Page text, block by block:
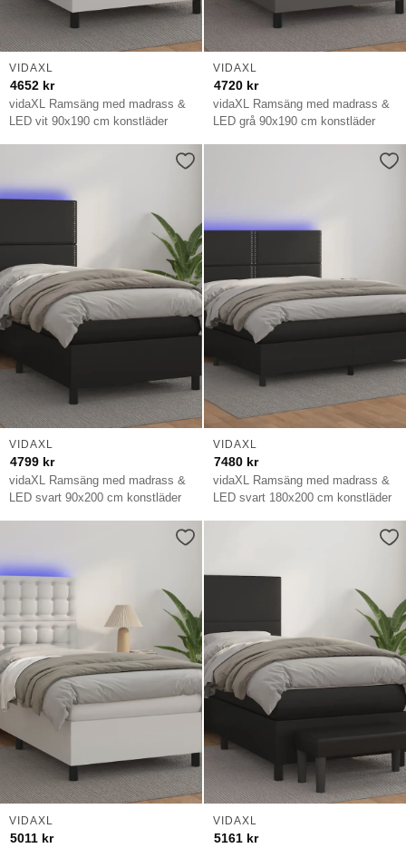
vidaXL Ramsäng med madrass &
LED vit 90x190 cm konstläder
VIDAXL
4652 kr
vidaXL Ramsäng med madrass &
LED grå 90x190 cm konstläder
VIDAXL
4720 kr
vidaXL Ramsäng med madrass &
LED svart 90x200 cm konstläder
VIDAXL
4799 kr
vidaXL Ramsäng med madrass &
LED svart 180x200 cm konstläder
VIDAXL
7480 kr
VIDAXL
5011 kr
VIDAXL
5161 kr